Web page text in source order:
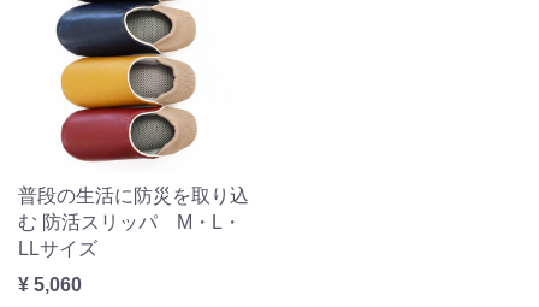
普段の生活に防災を取り込
む 防活スリッパ M・L・
LLサイズ
¥ 5,060